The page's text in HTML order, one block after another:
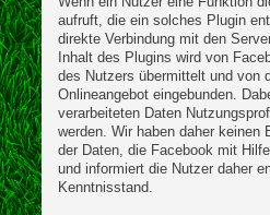
aufruft, die ein solches Plugin
direkte Verbindung mit den
Inhalt des Plugins wird von
des Nutzers übermittelt und von
Onlineangebot eingebunden.
verarbeiteten Daten
werden. Wir haben daher keinen
der Daten, die Facebook mit
und informiert die Nutzer daher
Kenntnisstand.